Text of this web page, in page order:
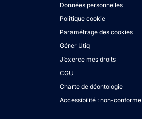
Données personnelles
Politique cookie
Paramétrage des cookies
Gérer Utiq
J’exerce mes droits
CGU
Charte de déontologie
Accessibilité : non-conforme